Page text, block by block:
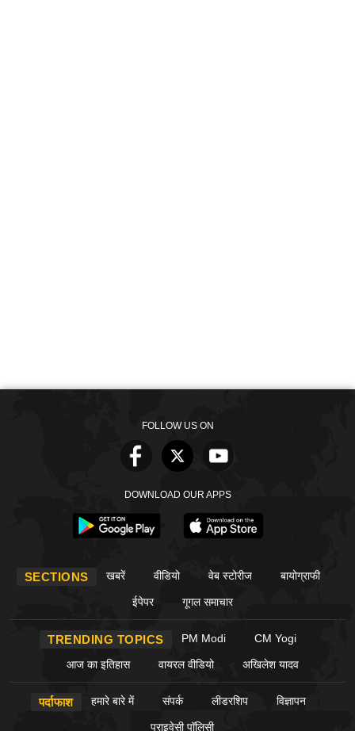
FOLLOW US ON
DOWNLOAD OUR APPS
SECTIONS खबरें वीडियो वेब स्टोरीज बायोग्राफी
ईपेपर गूगल समाचार
TRENDING TOPICS PM Modi CM Yogi
आज का इतिहास वायरल वीडियो अखिलेश यादव
पर्दाफाश हमारे बारे में संपर्क लीडरशिप विज्ञापन
प्राइवेसी पॉलिसी